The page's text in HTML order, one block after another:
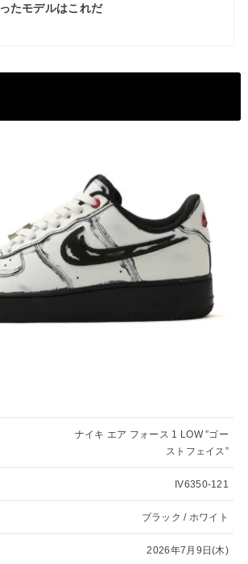
ったモデルはこれだ
ナイキ エア フォース 1 LOW ”ゴー
ストフェイス”
IV6350-121
ブラック / ホワイト
2026年7月9日(木)